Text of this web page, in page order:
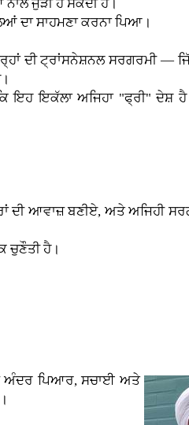
ਜੁੜੀ ਹੋ ਸਕਦੀ ਹੈ।
ਦਾ ਸਾਹਮਣਾ ਕਰਨਾ ਪਿਆ।
ਦੀ ਟ੍ਰਾਂਸਨੇਸ਼ਨਲ ਸਰਗਰਮੀ —
ਇਹ ਇਕੱਲਾ ਅਜਿਹਾ "ਫ੍ਰੀ" ਦੇਸ਼ ਹੈ
ਦੀ ਆਵਾਜ਼ ਬਣੀਏ, ਅਤੇ ਅਜਿਹੀ
ਚੁਣੌਤੀ ਹੈ।
ਅੰਦਰ ਪਿਆਰ, ਸਚਾਈ ਅਤੇ